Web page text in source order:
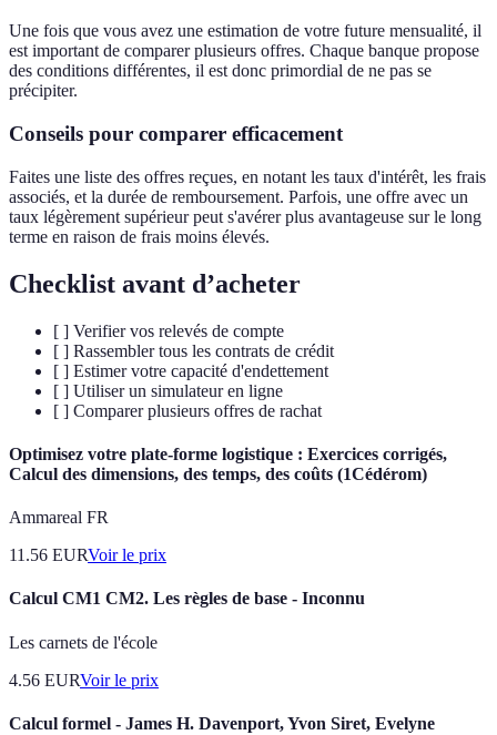
Une fois que vous avez une estimation de votre future mensualité, il
est important de comparer plusieurs offres. Chaque banque propose
des conditions différentes, il est donc primordial de ne pas se
précipiter.
Conseils pour comparer efficacement
Faites une liste des offres reçues, en notant les taux d'intérêt, les frais
associés, et la durée de remboursement. Parfois, une offre avec un
taux légèrement supérieur peut s'avérer plus avantageuse sur le long
terme en raison de frais moins élevés.
Checklist avant d’acheter
[ ] Verifier vos relevés de compte
[ ] Rassembler tous les contrats de crédit
[ ] Estimer votre capacité d'endettement
[ ] Utiliser un simulateur en ligne
[ ] Comparer plusieurs offres de rachat
Optimisez votre plate-forme logistique : Exercices corrigés,
Calcul des dimensions, des temps, des coûts (1Cédérom)
Ammareal FR
11.56 EURVoir le prix
Calcul CM1 CM2. Les règles de base - Inconnu
Les carnets de l'école
4.56 EURVoir le prix
Calcul formel - James H. Davenport, Yvon Siret, Evelyne